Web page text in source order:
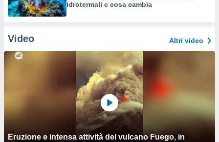
idrotermali e cosa cambia
Video Altri video
Eruzione e intensa attività del vulcano Fuego, in